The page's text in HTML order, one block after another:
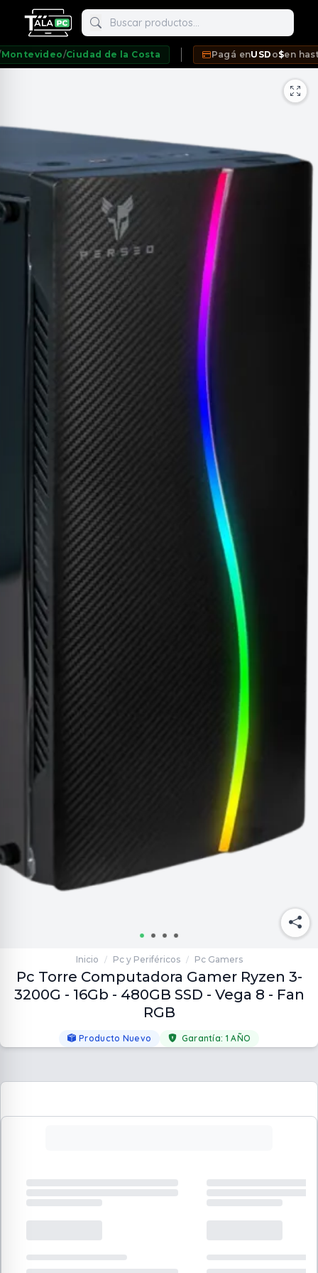
Buscar productos
/Ciudad de la Costa Pagá enUSDo$en hasta12
Inicio / Pc y Periféricos / Pc Gamers
Pc Torre Computadora Gamer Ryzen 3-
3200G - 16Gb - 480GB SSD - Vega 8 - Fan
RGB
Producto Nuevo Garantía: 1 AÑO